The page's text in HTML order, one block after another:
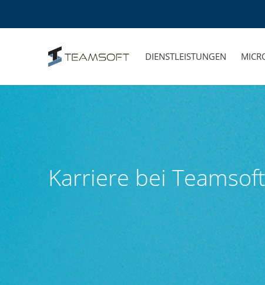
DIENSTLEISTUNGEN
Karriere bei Teamsoft